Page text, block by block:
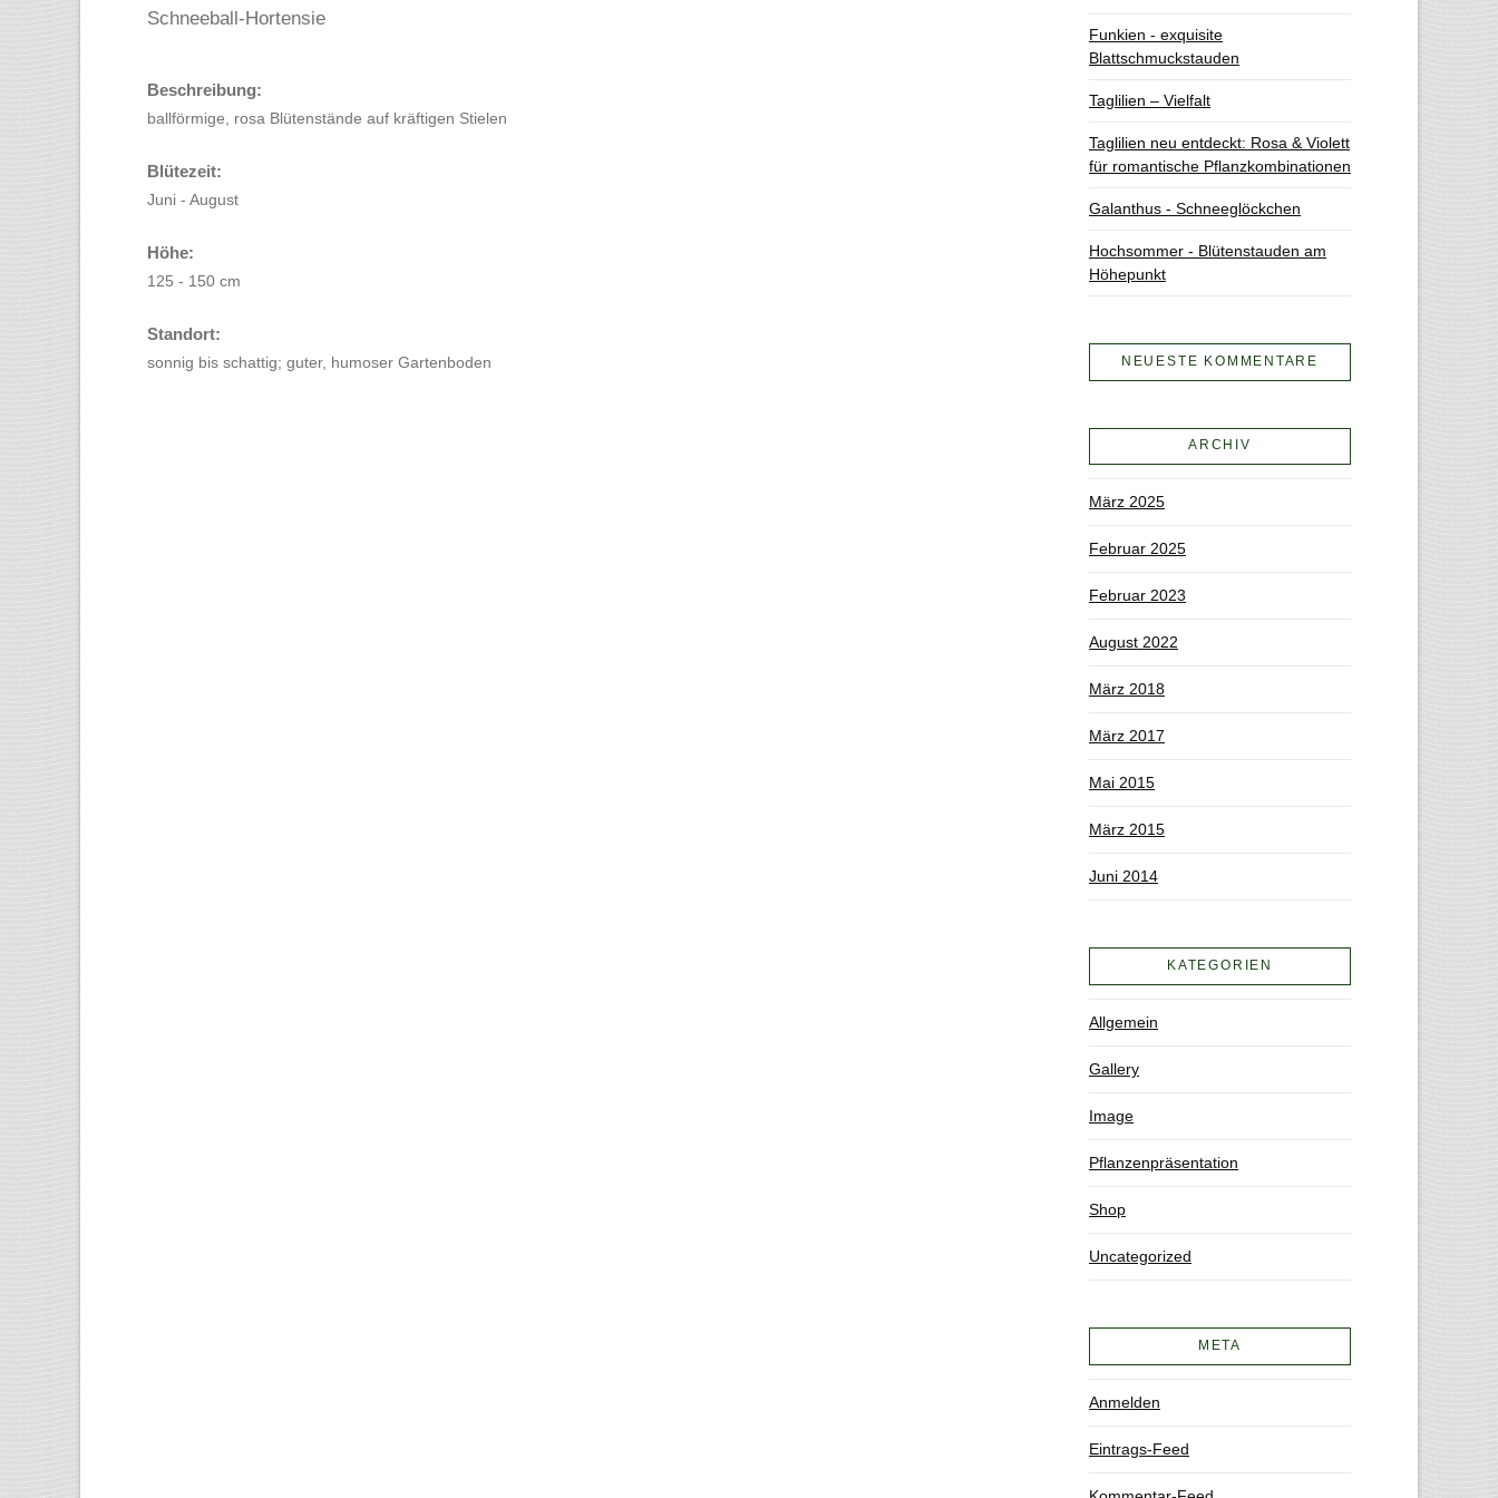
Schneeball-Hortensie
Beschreibung:
ballförmige, rosa Blütenstände auf kräftigen Stielen
Blütezeit:
Juni - August
Höhe:
125 - 150 cm
Standort:
sonnig bis schattig; guter, humoser Gartenboden
Funkien - exquisite
Blattschmuckstauden
Taglilien – Vielfalt
Taglilien neu entdeckt: Rosa & Violett
für romantische Pflanzkombinationen
Galanthus - Schneeglöckchen
Hochsommer - Blütenstauden am
Höhepunkt
NEUESTE KOMMENTARE
ARCHIV
März 2025
Februar 2025
Februar 2023
August 2022
März 2018
März 2017
Mai 2015
März 2015
Juni 2014
KATEGORIEN
Allgemein
Gallery
Image
Pflanzenpräsentation
Shop
Uncategorized
META
Anmelden
Eintrags-Feed